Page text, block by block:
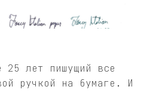
25 лет пишущий все
ручкой на бумаге. И